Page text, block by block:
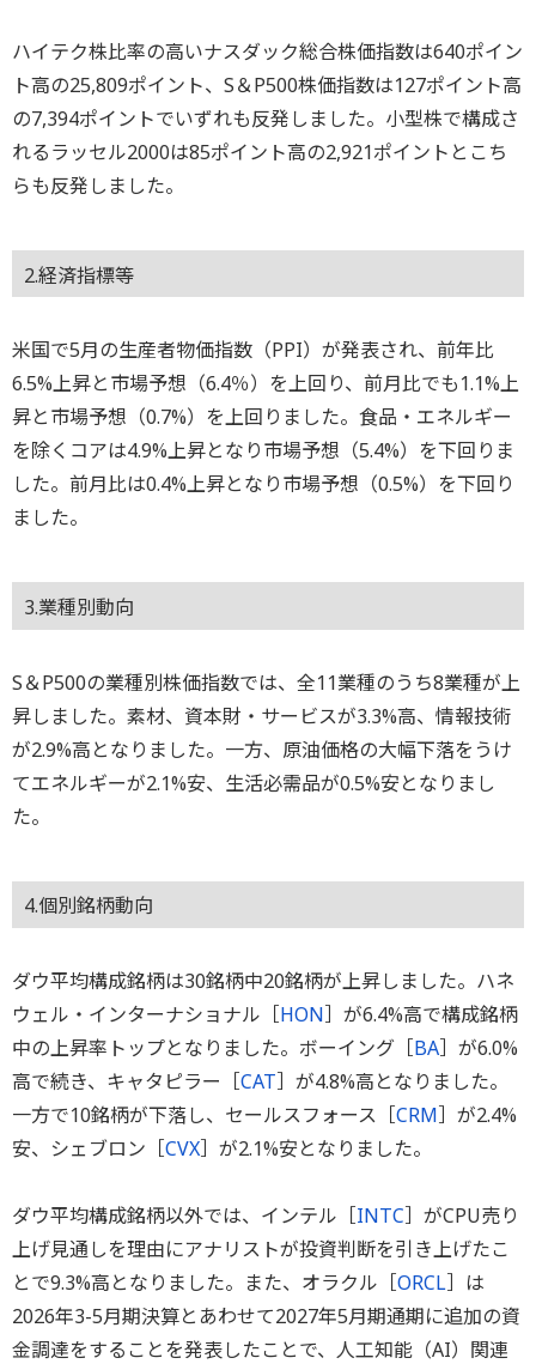
ハイテク株比率の高いナスダック総合株価指数は640ポイン
ト高の25,809ポイント、S＆P500株価指数は127ポイント高
の7,394ポイントでいずれも反発しました。小型株で構成さ
れるラッセル2000は85ポイント高の2,921ポイントとこち
らも反発しました。
2.経済指標等
米国で5月の生産者物価指数（PPI）が発表され、前年比
6.5%上昇と市場予想（6.4％）を上回り、前月比でも1.1%上
昇と市場予想（0.7%）を上回りました。食品・エネルギー
を除くコアは4.9%上昇となり市場予想（5.4%）を下回りま
した。前月比は0.4%上昇となり市場予想（0.5%）を下回り
ました。
3.業種別動向
S＆P500の業種別株価指数では、全11業種のうち8業種が上
昇しました。素材、資本財・サービスが3.3%高、情報技術
が2.9%高となりました。一方、原油価格の大幅下落をうけ
てエネルギーが2.1%安、生活必需品が0.5%安となりまし
た。
4.個別銘柄動向
ダウ平均構成銘柄は30銘柄中20銘柄が上昇しました。ハネ
ウェル・インターナショナル［HON］が6.4%高で構成銘柄
中の上昇率トップとなりました。ボーイング［BA］が6.0%
高で続き、キャタピラー［CAT］が4.8%高となりました。
一方で10銘柄が下落し、セールスフォース［CRM］が2.4%
安、シェブロン［CVX］が2.1%安となりました。
ダウ平均構成銘柄以外では、インテル［INTC］がCPU売り
上げ見通しを理由にアナリストが投資判断を引き上げたこ
とで9.3%高となりました。また、オラクル［ORCL］は
2026年3-5月期決算とあわせて2027年5月期通期に追加の資
金調達をすることを発表したことで、人工知能（AI）関連